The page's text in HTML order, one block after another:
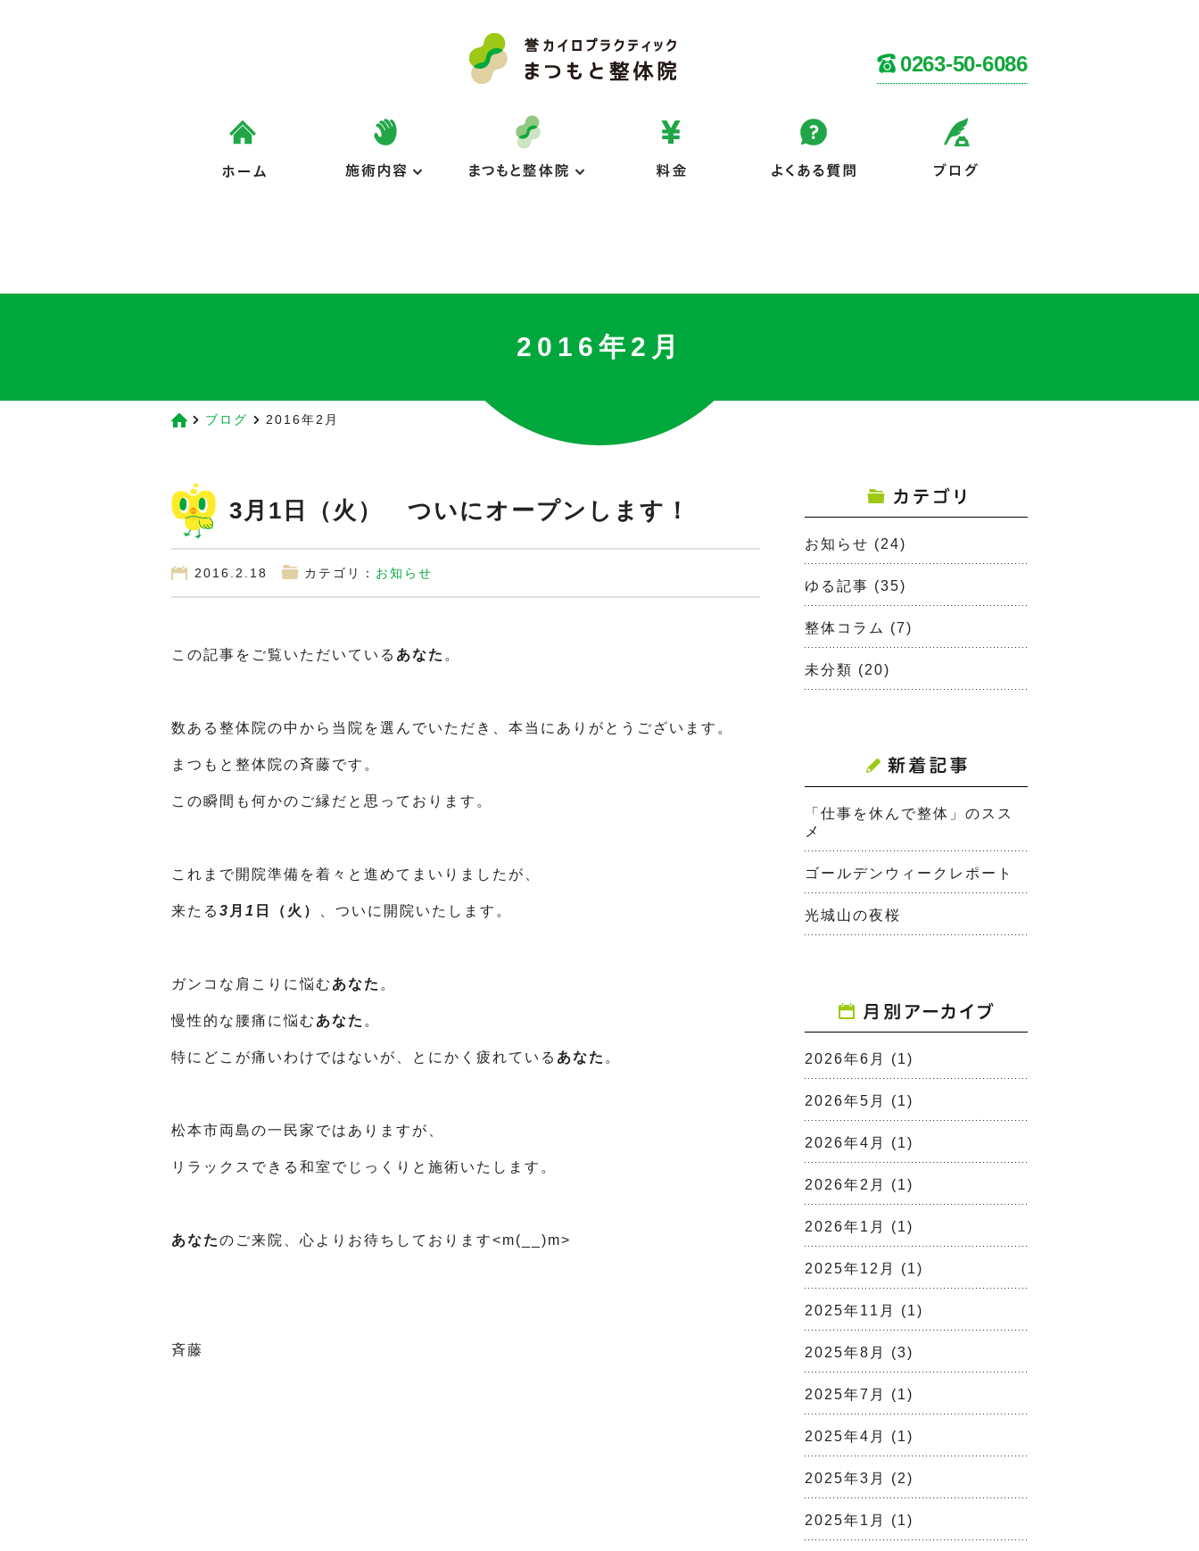
0263-50-6086
2016年2月
ブログ 2016年2月
3月1日（火） ついにオープンします！
2016.2.18 カテゴリ： お知らせ
この記事をご覧いただいている あなた 。
数ある整体院の中から当院を選んでいただき、本当にありがとうございます。
まつもと整体院の斉藤です。
この瞬間も何かのご縁だと思っております。
これまで開院準備を着々と進めてまいりましたが、
来たる 3 月 1 日（火） 、ついに開院いたします。
ガンコな肩こりに悩む あなた 。
慢性的な腰痛に悩む あなた 。
特にどこが痛いわけではないが、とにかく疲れている あなた 。
松本市両島の一民家ではありますが、
リラックスできる和室でじっくりと施術いたします。
あなたのご来院、心よりお待ちしております<m(__)m>
斉藤
お知らせ (24)
ゆる記事 (35)
整体コラム (7)
未分類 (20)
「仕事を休んで整体」のスス
メ
ゴールデンウィークレポート
光城山の夜桜
2026年6月 (1)
2026年5月 (1)
2026年4月 (1)
2026年2月 (1)
2026年1月 (1)
2025年12月 (1)
2025年11月 (1)
2025年8月 (3)
2025年7月 (1)
2025年4月 (1)
2025年3月 (2)
2025年1月 (1)